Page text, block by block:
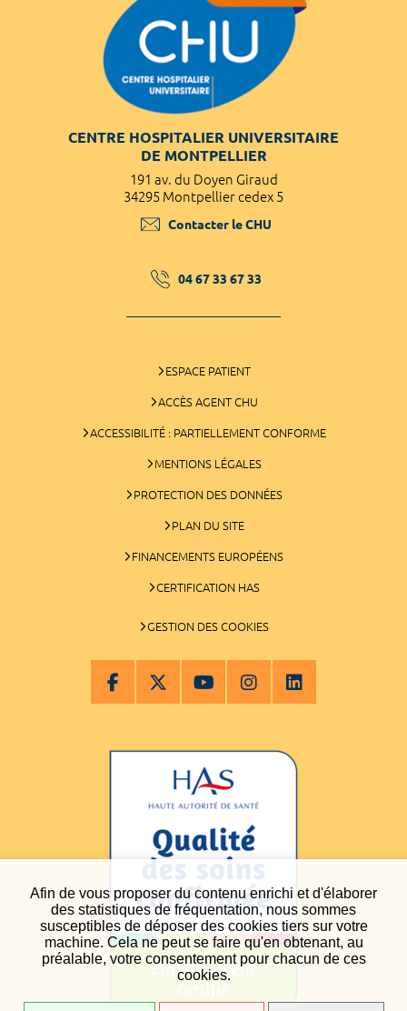
Afin de vous proposer du contenu enrichi et d'élaborer
des statistiques de fréquentation, nous sommes
susceptibles de déposer des cookies tiers sur votre
machine. Cela ne peut se faire qu'en obtenant, au
préalable, votre consentement pour chacun de ces
cookies.
CENTRE HOSPITALIER UNIVERSITAIRE
DE MONTPELLIER
191 av. du Doyen Giraud
34295 Montpellier cedex 5
Contacter le CHU
04 67 33 67 33
ESPACE PATIENT
ACCÈS AGENT CHU
ACCESSIBILITÉ : PARTIELLEMENT CONFORME
MENTIONS LÉGALES
PROTECTION DES DONNÉES
PLAN DU SITE
FINANCEMENTS EUROPÉENS
CERTIFICATION HAS
GESTION DES COOKIES